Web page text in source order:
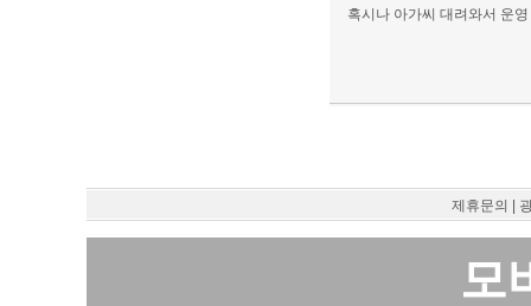
혹시나 아가씨 대려와서 운
제휴문의
모